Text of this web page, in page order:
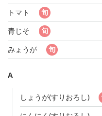
トマト
青じそ
みょうが
A
しょうが(すりおろし)